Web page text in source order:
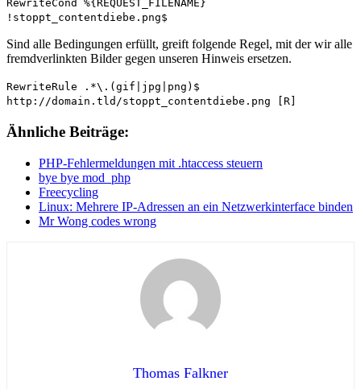
RewriteCond %{REQUEST_FILENAME}
!stoppt_contentdiebe.png$
Sind alle Bedingungen erfüllt, greift folgende Regel, mit der wir alle
fremdverlinkten Bilder gegen unseren Hinweis ersetzen.
RewriteRule .*\.(gif|jpg|png)$
http://domain.tld/stoppt_contentdiebe.png [R]
Ähnliche Beiträge:
PHP-Fehlermeldungen mit .htaccess steuern
bye bye mod_php
Freecycling
Linux: Mehrere IP-Adressen an ein Netzwerkinterface binden
Mr Wong codes wrong
Thomas Falkner